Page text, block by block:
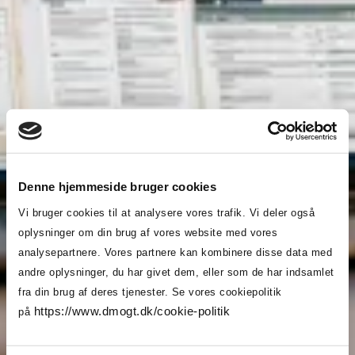
Denne hjemmeside bruger cookies
Vi bruger cookies til at analysere vores trafik. Vi deler også
oplysninger om din brug af vores website med vores
analysepartnere. Vores partnere kan kombinere disse data med
andre oplysninger, du har givet dem, eller som de har indsamlet
fra din brug af deres tjenester. Se vores cookiepolitik
på https://www.dmogt.dk/cookie-politik
Trends
design
Udvidet
producentansvar
DM&T's
Brancheerklæringer
medlemsportal
Som medlem får du gratis adgang til et
digitale signaturer pr. medlem pr. år. Der kan
oprettes det antal brugere i virksomheden, som
der er behov for.
enkel og samlet adgang til centrale juridiske